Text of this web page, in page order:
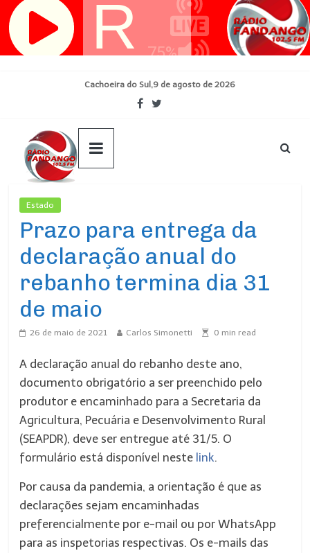
Pular
para
Cachoeira do Sul,9 de agosto de 2026
Estado
Prazo para entrega da
declaração anual do
rebanho termina dia 31
de maio
26 de maio de 2021 Carlos Simonetti 0 min read
A declaração anual do rebanho deste ano,
documento obrigatório a ser preenchido pelo
produtor e encaminhado para a Secretaria da
Agricultura, Pecuária e Desenvolvimento Rural
(SEAPDR), deve ser entregue até 31/5. O
formulário está disponível neste link.
Por causa da pandemia, a orientação é que as
declarações sejam encaminhadas
preferencialmente por e-mail ou por WhatsApp
para as inspetorias respectivas. Os e-mails das